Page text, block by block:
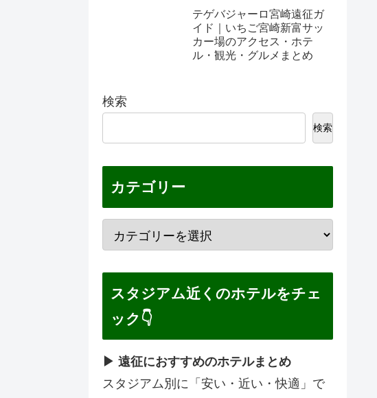
テゲバジャーロ宮崎遠征ガ
イド｜いちご宮崎新富サッ
カー場のアクセス・ホテ
ル・観光・グルメまとめ
検索
検索
カテゴリー
スタジアム近くのホテルをチェ
ック👇
▶ 遠征におすすめのホテルまとめ
スタジアム別に「安い・近い・快適」で